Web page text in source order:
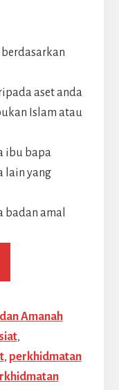
aset anda
Islam atau
ibu bapa
lain yang
badan amal
Amanah
,
, perkhidmatan